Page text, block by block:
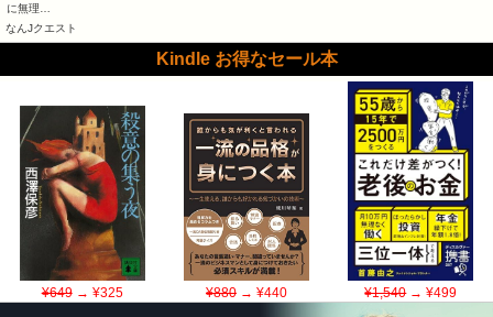
に無理…
なんJクエスト
Kindle お得なセール本
¥649→ ¥325 ¥880→ ¥440 ¥1,540→ ¥499